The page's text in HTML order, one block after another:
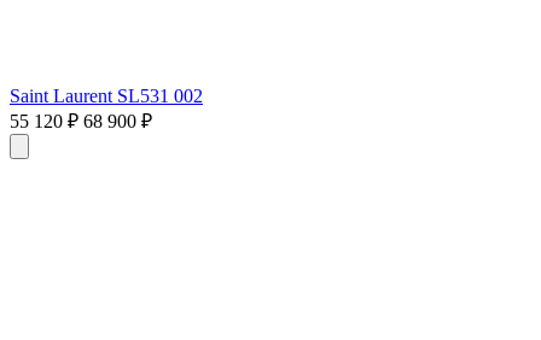
Saint Laurent SL531 002
55 120 ₽ 68 900 ₽